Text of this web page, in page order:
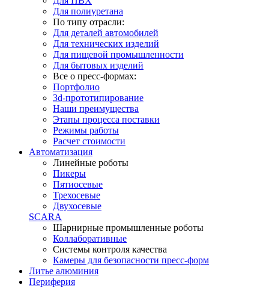
Для полиуретана
По типу отрасли:
Для деталей автомобилей
Для технических изделий
Для пищевой промышленности
Для бытовых изделий
Все о пресс-формах:
Портфолио
3d-прототипирование
Наши преимущества
Этапы процесса поставки
Режимы работы
Расчет стоимости
Автоматизация
Линейные роботы
Пикеры
Пятиосевые
Трехосевые
Двухосевые
SCARA
Шарнирные промышленные роботы
Коллаборативные
Системы контроля качества
Камеры для безопасности пресс-форм
Литье алюминия
Периферия